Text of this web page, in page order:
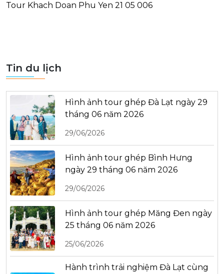
Tour Khach Doan Phu Yen 21 05 006
Tin du lịch
Hình ảnh tour ghép Đà Lạt ngày 29
tháng 06 năm 2026
29/06/2026
Hình ảnh tour ghép Bình Hưng
ngày 29 tháng 06 năm 2026
29/06/2026
Hình ảnh tour ghép Măng Đen ngày
25 tháng 06 năm 2026
25/06/2026
Hành trình trải nghiệm Đà Lạt cùng